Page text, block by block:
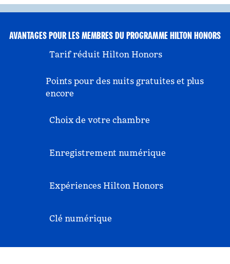
AVANTAGES POUR LES MEMBRES DU PROGRAMME HILTON HONORS
Tarif réduit Hilton Honors
Points pour des nuits gratuites et plus
encore
Choix de votre chambre
Enregistrement numérique
Expériences Hilton Honors
Clé numérique